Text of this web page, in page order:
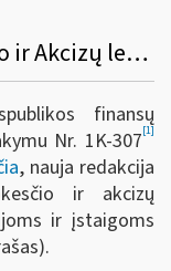
Dėl Pridėtinės vertės mokesčio ir Akcizų lengvatų taikymo Europos Sąjungos institucijoms ir įstaigoms
finansų
Nr. 1K-307[1]
, nauja redakcija
ir akcizų
ir įstaigoms